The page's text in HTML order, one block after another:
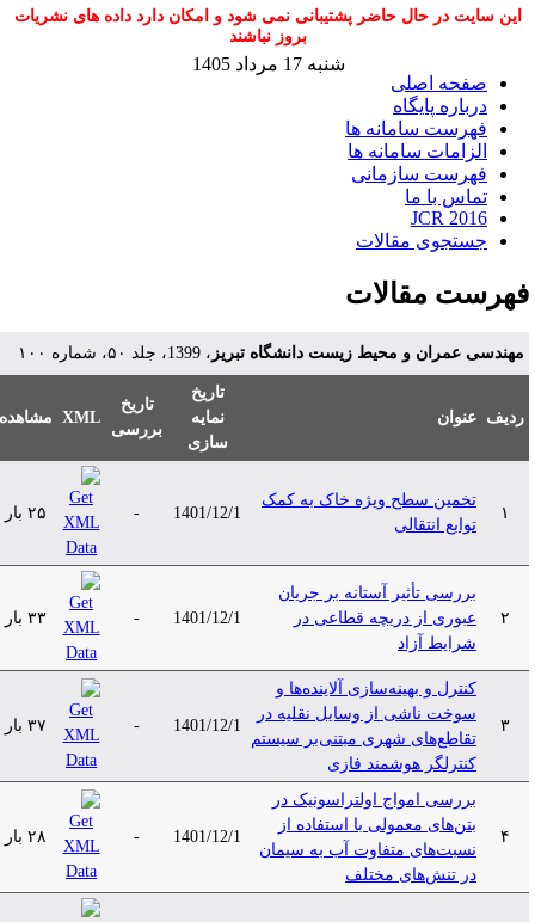
این سایت در حال حاضر پشتیبانی نمی شود و امکان دارد داده های نشریات
بروز نباشند
صفحه اصلی
درباره پایگاه
فهرست سامانه ها
الزامات سامانه ها
فهرست سازمانی
تماس با ما
JCR 2016
جستجوی مقالات
شنبه 17 مرداد 1405
مقالات
مهندسی عمران و محیط زیست دانشگاه تبریز، 1399، جلد ۵۰، شماره ۱۰۰
ردیف عنوان
تاریخ
نمایه
سازی
تاریخ
بررسی
XML مشاهده
تخمین سطح ویژه خاک به کمک
توابع انتقالی
1401/12/1 ۲۵ بار
بررسی تأثیر آستانه بر جریان
عبوری از دریچه قطاعی در
شرایط آزاد
1401/12/1 ۳۳ بار
کنترل و بهینه‌سازی آلاینده‌ها و
سوخت ناشی از وسایل نقلیه در
تقاطع‌های شهری مبتنی‌بر سیستم
کنترلگر هوشمند فازی
1401/12/1 ۳۷ بار
بررسی امواج اولتراسونیک در
بتن‌های معمولی با استفاده از
نسبت‌های متفاوت آب به سیمان
در تنش‌های مختلف
1401/12/1 ۲۸ بار